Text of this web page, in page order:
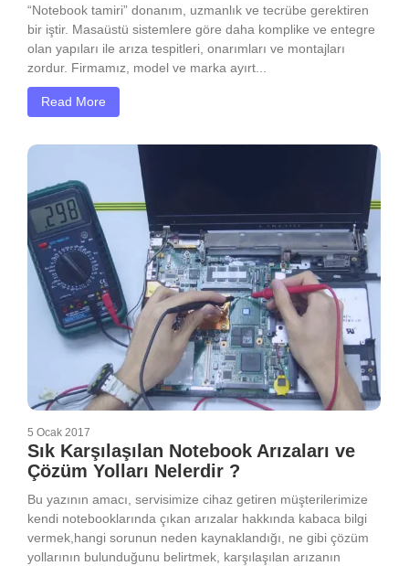
“Notebook tamiri” donanım, uzmanlık ve tecrübe gerektiren
bir iştir. Masaüstü sistemlere göre daha komplike ve entegre
olan yapıları ile arıza tespitleri, onarımları ve montajları
zordur. Firmamız, model ve marka ayırt...
Read More
5 Ocak 2017
Sık Karşılaşılan Notebook Arızaları ve
Çözüm Yolları Nelerdir ?
Bu yazının amacı, servisimize cihaz getiren müşterilerimize
kendi notebooklarında çıkan arızalar hakkında kabaca bilgi
vermek,hangi sorunun neden kaynaklandığı, ne gibi çözüm
yollarının bulunduğunu belirtmek, karşılaşılan arızanın